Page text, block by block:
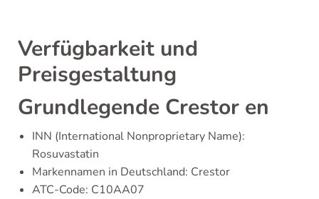
Verfügbarkeit und
Preisgestaltung
Grundlegende Crestor en
INN (International Nonproprietary Name):
Rosuvastatin
Markennamen in Deutschland: Crestor
ATC-Code: C10AA07